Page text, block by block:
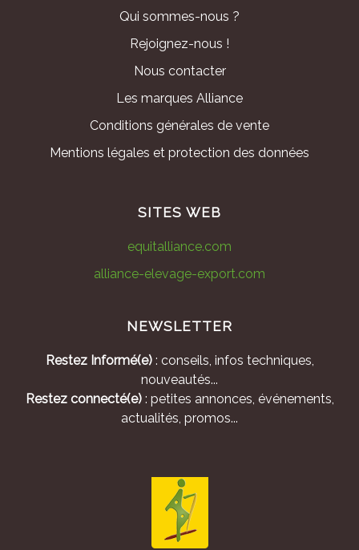
Qui sommes-nous ?
Rejoignez-nous !
Nous contacter
Les marques Alliance
Conditions générales de vente
Mentions légales et protection des données
SITES WEB
equitalliance.com
alliance-elevage-export.com
NEWSLETTER
Restez Informé(e): conseils, infos techniques,
nouveautés...
Restez connecté(e): petites annonces, événements,
actualités, promos...